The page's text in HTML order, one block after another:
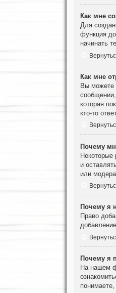
Как мне
Для
функция
начинать
Как мне
Вы можете
которая
кто-то
Почему
Некоторые
и
или
Почему я
Право
Почему я
На нашем